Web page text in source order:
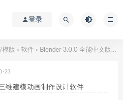
登录
模版 > 软件 > Blender 3.0.0 全能中文版三维建模动画制作设计软件
23
维建模动画制作设计软件